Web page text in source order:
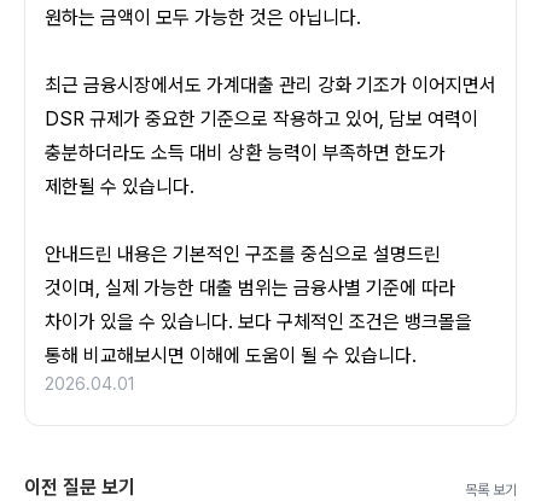
원하는 금액이 모두 가능한 것은 아닙니다.
최근 금융시장에서도 가계대출 관리 강화 기조가 이어지면서
DSR 규제가 중요한 기준으로 작용하고 있어, 담보 여력이
충분하더라도 소득 대비 상환 능력이 부족하면 한도가
제한될 수 있습니다.
안내드린 내용은 기본적인 구조를 중심으로 설명드린
것이며, 실제 가능한 대출 범위는 금융사별 기준에 따라
차이가 있을 수 있습니다. 보다 구체적인 조건은 뱅크몰을
통해 비교해보시면 이해에 도움이 될 수 있습니다.
2026.04.01
이전 질문 보기 목록 보기